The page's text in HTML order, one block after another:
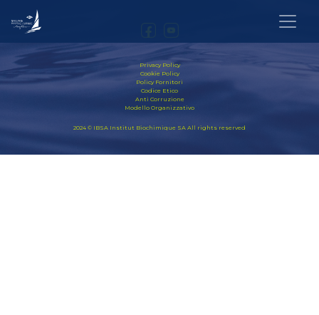
Privacy Policy
Cookie Policy
Policy Fornitori
Codice Etico
Anti Corruzione
Modello Organizzativo
2024 © IBSA Institut Biochimique SA All rights reserved